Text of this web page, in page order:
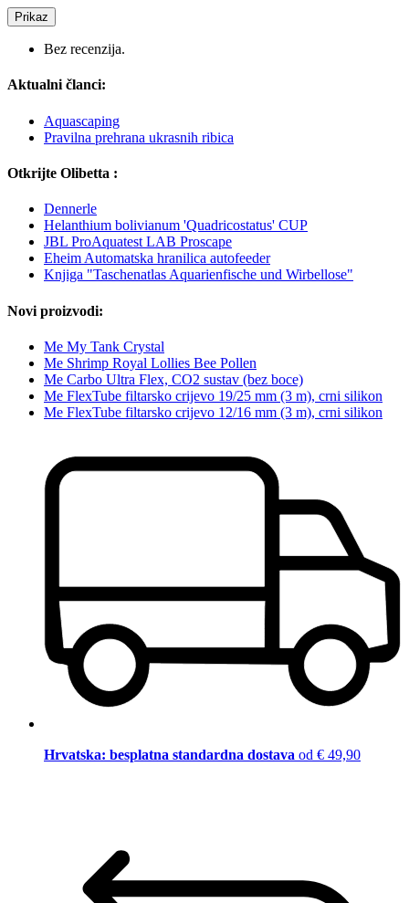
Prikaz
Bez recenzija.
Aktualni članci:
Aquascaping
Pravilna prehrana ukrasnih ribica
Otkrijte Olibetta :
Dennerle
Helanthium bolivianum 'Quadricostatus' CUP
JBL ProAquatest LAB Proscape
Eheim Automatska hranilica autofeeder
Knjiga "Taschenatlas Aquarienfische und Wirbellose"
Novi proizvodi:
Me My Tank Crystal
Me Shrimp Royal Lollies Bee Pollen
Me Carbo Ultra Flex, CO2 sustav (bez boce)
Me FlexTube filtarsko crijevo 19/25 mm (3 m), crni silikon
Me FlexTube filtarsko crijevo 12/16 mm (3 m), crni silikon
Hrvatska: besplatna standardna dostava od € 49,90